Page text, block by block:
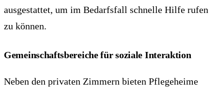
ausgestattet, um im Bedarfsfall schnelle Hilfe rufen
zu können.
Gemeinschaftsbereiche für soziale Interaktion
Neben den privaten Zimmern bieten Pflegeheime